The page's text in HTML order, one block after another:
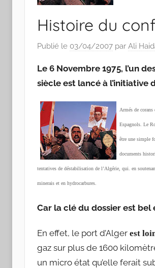
Histoire du
Publié le 03/04/2007 par Ali
Le 6 Novembre 1975, l’un
siècle est lancé à l’initiative
Armés de corans
Espagnols. Le
être une simple
documents
tentatives de déstabilisation de l’Algérie, qui. en
minerais et en hydrocarbures.
Car la clé du dossier est bel
En effet, le port d’Alger est
gaz sur plus de 1600
un micro état qu’elle ferait